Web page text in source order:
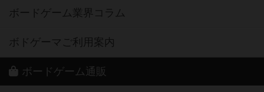
ボードゲーム業界コラム
ボドゲーマご利用案内
ボードゲーム通販